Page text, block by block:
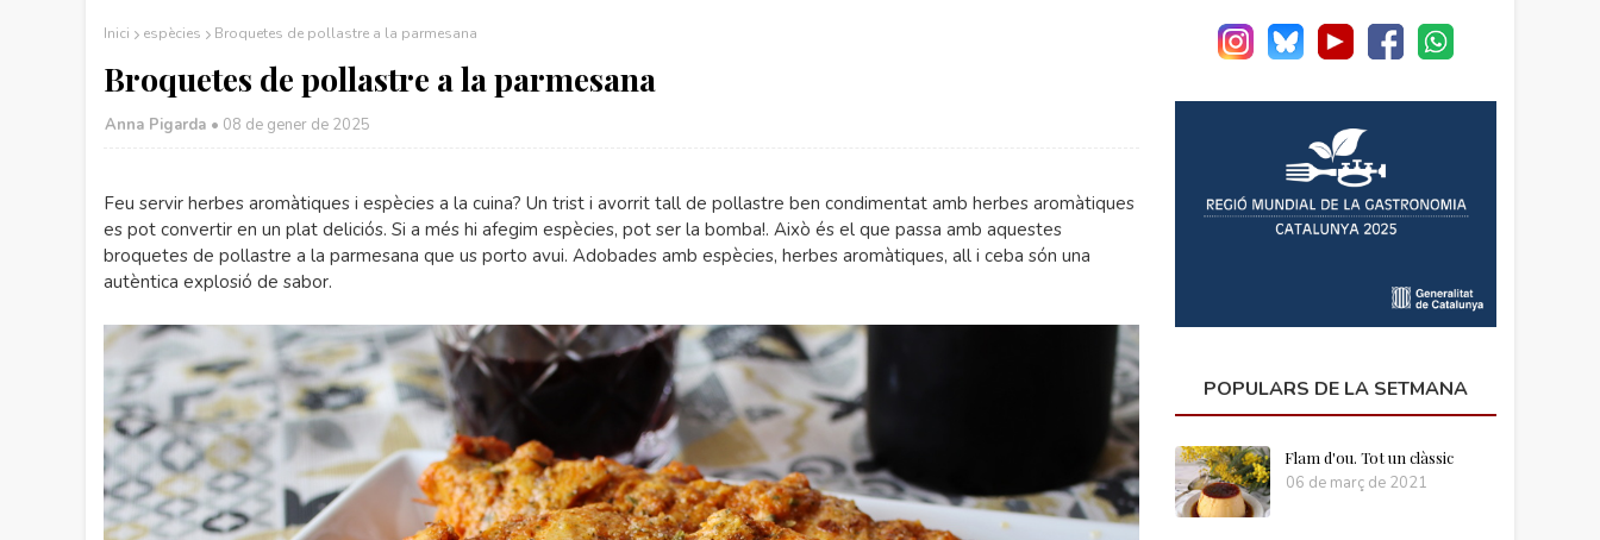
Inici espècies Broquetes de pollastre a la parmesana
Broquetes de pollastre a la parmesana
Anna Pigarda • 08 de gener de 2025
Feu servir herbes aromàtiques i espècies a la cuina? Un trist i avorrit tall de pollastre ben condimentat amb herbes aromàtiques
es pot convertir en un plat deliciós. Si a més hi afegim espècies, pot ser la bomba!. Això és el que passa amb aquestes
broquetes de pollastre a la parmesana que us porto avui. Adobades amb espècies, herbes aromàtiques, all i ceba són una
autèntica explosió de sabor.
POPULARS DE LA SETMANA
Flam d'ou. Tot un clàssic
06 de març de 2021